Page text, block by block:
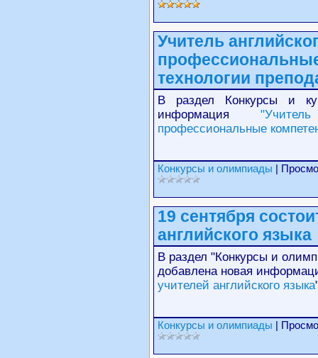
Учитель
технологии
В раздел Конкурсы и
информация
профессиональные
Конкурсы и олимпиады |
19 сентября
английского языка
В раздел "Конкурсы и
добавлена новая
учителей английского языка
Конкурсы и олимпиады |